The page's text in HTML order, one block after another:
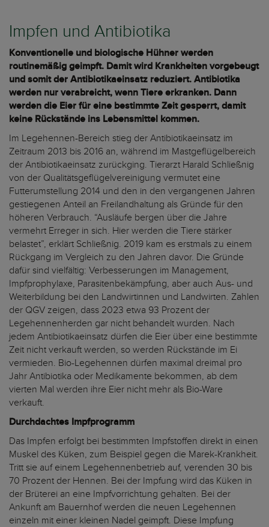
Impfen und Antibiotika
Konventionelle und biologische Hühner werden
routinemäßig geimpft. Damit wird Krankheiten vorgebeugt
und somit der Antibiotikaeinsatz reduziert. Antibiotika
werden nur verabreicht, wenn Tiere erkranken. Dann
werden die Eier für eine bestimmte Zeit gesperrt, damit
keine Rückstände ins Lebensmittel kommen.
Im Legehennen-Bereich stieg der Antibiotikaeinsatz im
Zeitraum 2013 bis 2016 an, während im Mastgeflügelbereich
der Antibiotikaeinsatz zurückging. Tierarzt Harald Schließnig
von der Qualitätsgeflügelvereinigung vermutet eine
Futterumstellung 2014 und den in den vergangenen Jahren
gestiegenen Anteil an Freilandhaltung als Gründe für den
höheren Verbrauch. “Ausläufe bergen über die Jahre
vermehrt Erreger in sich. Hier werden die Tiere stärker
belastet”, erklärt Schließnig. 2019 kam es erstmals zu einem
Rückgang im Vergleich zu den Jahren davor. Die Gründe
dafür sind vielfältig: Verbesserungen im Management,
Impfprophylaxe, Parasitenbekämpfung, aber auch Aus- und
Weiterbildung bei den Landwirtinnen und Landwirten. Zahlen
der QGV zeigen, dass 2023 etwa 93 Prozent der
Legehennenherden gar nicht behandelt wurden. Nach
jedem Antibiotikaeinsatz dürfen die Eier über eine bestimmte
Zeit nicht verkauft werden, so werden Rückstände im Ei
vermieden. Bio-Legehennen dürfen maximal dreimal pro
Jahr Antibiotika oder Medikamente bekommen, ab dem
vierten Mal werden ihre Eier nicht mehr als Bio-Ware
verkauft.
Durchdachtes Impfprogramm
Das Impfen erfolgt bei bestimmten Impfstoffen direkt in einen
Muskel des Küken, zum Beispiel gegen die Marek-Krankheit.
Tritt sie auf einem Legehennenbetrieb auf, verenden 30 bis
70 Prozent der Hennen. Bei der Impfung wird das Küken in
der Brüterei an eine Impfvorrichtung gehalten. Bei der
Ankunft am Bauernhof werden die neuen Legehennen
einzeln mit einer kleinen Nadel geimpft. Diese Impfung